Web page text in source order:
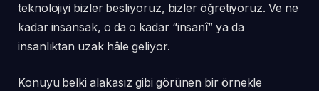
teknolojiyi bizler besliyoruz, bizler öğretiyoruz. Ve ne
kadar insansak, o da o kadar “insanî” ya da
insanlıktan uzak hâle geliyor.
Konuyu belki alakasız gibi görünen bir örnekle